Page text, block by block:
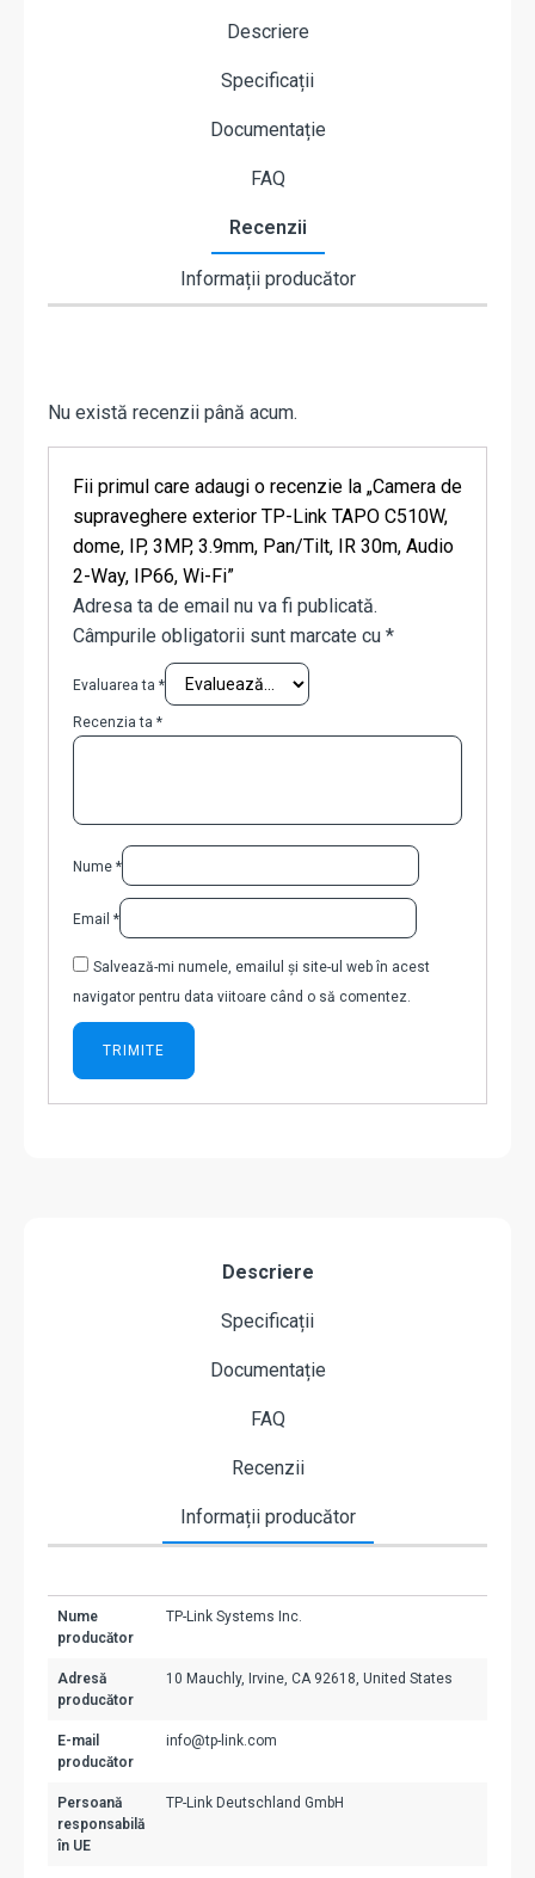
Descriere
Specificații
Documentație
FAQ
Recenzii
Informații producător
Nu există recenzii până acum.
Fii primul care adaugi o recenzie la „Camera de
supraveghere exterior TP-Link TAPO C510W,
dome, IP, 3MP, 3.9mm, Pan/Tilt, IR 30m, Audio
2-Way, IP66, Wi-Fi”
Adresa ta de email nu va fi publicată.
Câmpurile obligatorii sunt marcate cu *
Evaluarea ta *
Recenzia ta *
Nume *
Email *
Salvează-mi numele, emailul și site-ul web în acest
navigator pentru data viitoare când o să comentez.
Descriere
Specificații
Documentație
FAQ
Recenzii
Informații producător
Nume
producător
TP-Link Systems Inc.
Adresă
producător
10 Mauchly, Irvine, CA 92618, United States
E-mail
producător
info@tp-link.com
Persoană
responsabilă
în UE
TP-Link Deutschland GmbH